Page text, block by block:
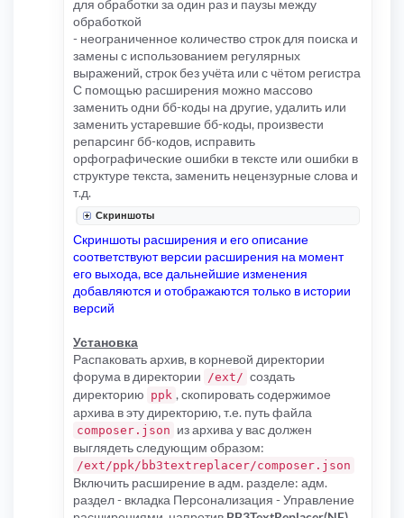
для обработки за один раз и паузы между
обработкой
- неограниченное количество строк для поиска и
замены с использованием регулярных
выражений, строк без учёта или с чётом регистра
С помощью расширения можно массово
заменить одни бб-коды на другие, удалить или
заменить устаревшие бб-коды, произвести
репарсинг бб-кодов, исправить
орфографические ошибки в тексте или ошибки в
структуре текста, заменить нецензурные слова и
т.д.
Скриншоты
Скриншоты расширения и его описание
соответствуют версии расширения на момент
его выхода, все дальнейшие изменения
добавляются и отображаются только в истории
версий
Установка
Распаковать архив, в корневой директории
форума в директории /ext/ создать
директорию ppk , скопировать содержимое
архива в эту директорию, т.е. путь файла
composer.json из архива у вас должен
выглядеть следующим образом:
/ext/ppk/bb3textreplacer/composer.json
Включить расширение в адм. разделе: адм.
раздел - вкладка Персонализация - Управление